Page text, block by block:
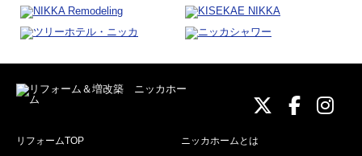
ニッカ
ニッニ
リフォームTOP
ニッカホームとは